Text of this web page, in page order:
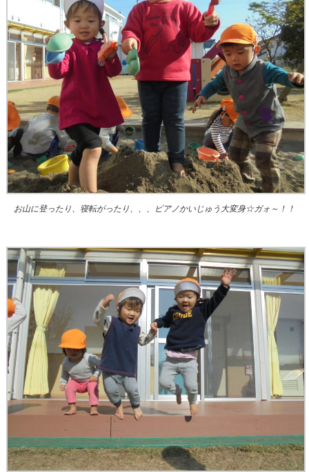
お山に登ったり、寝転がったり、、、ピアノかいじゅう大変身☆ガォ～！！